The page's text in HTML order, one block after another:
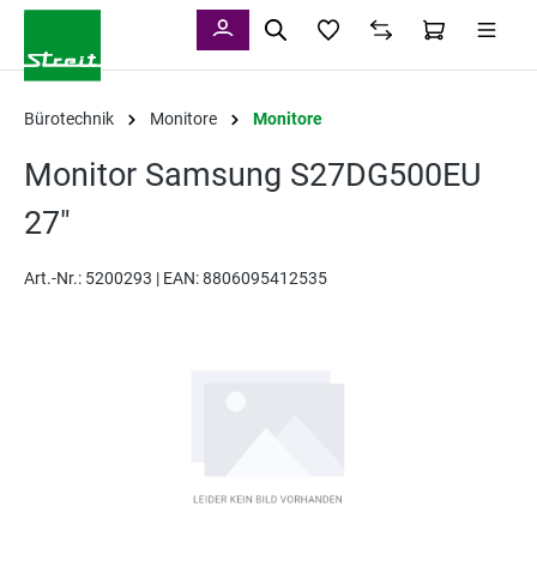
Bürotechnik Monitore Monitore
Monitor Samsung S27DG500EU
27"
Art.-Nr.: 5200293 | EAN: 8806095412535